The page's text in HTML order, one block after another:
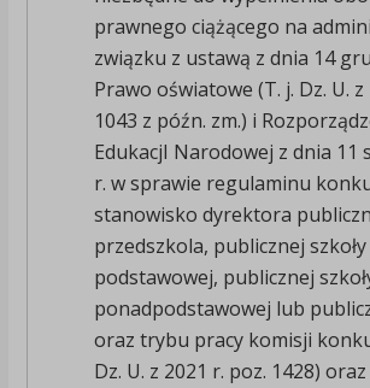
prawnego ciążącego na
związku z ustawą z dnia 14
Prawo oświatowe (T. j. Dz. U. z
1043 z późn. zm.) i
EdukacjI Narodowej z dnia 11
r. w sprawie regulaminu
stanowisko dyrektora
przedszkola, publicznej szkoły
podstawowej, publicznej
ponadpodstawowej lub
oraz trybu pracy komisji
Dz. U. z 2021 r. poz. 1428) oraz